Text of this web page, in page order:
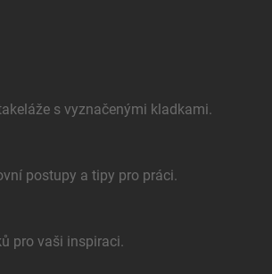
s vyznačenými kladkami.
postupy a tipy pro práci.
pro vaši inspiraci.